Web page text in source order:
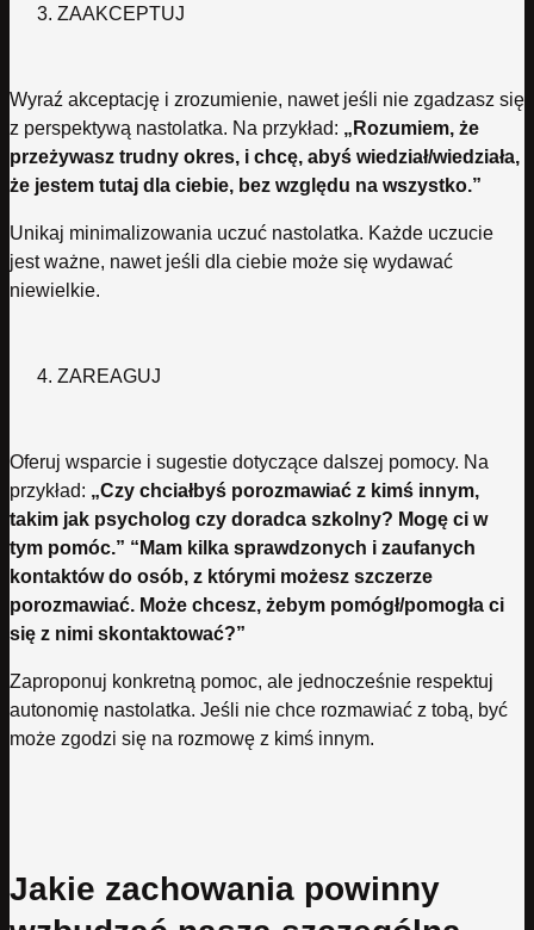
ZAAKCEPTUJ
Wyraź akceptację i zrozumienie, nawet jeśli nie zgadzasz się
z perspektywą nastolatka. Na przykład: „Rozumiem, że
przeżywasz trudny okres, i chcę, abyś wiedział/wiedziała,
że jestem tutaj dla ciebie, bez względu na wszystko.”
Unikaj minimalizowania uczuć nastolatka. Każde uczucie
jest ważne, nawet jeśli dla ciebie może się wydawać
niewielkie.
ZAREAGUJ
Oferuj wsparcie i sugestie dotyczące dalszej pomocy. Na
przykład: „Czy chciałbyś porozmawiać z kimś innym,
takim jak psycholog czy doradca szkolny? Mogę ci w
tym pomóc.” “Mam kilka sprawdzonych i zaufanych
kontaktów do osób, z którymi możesz szczerze
porozmawiać. Może chcesz, żebym pomógł/pomogła ci
się z nimi skontaktować?”
Zaproponuj konkretną pomoc, ale jednocześnie respektuj
autonomię nastolatka. Jeśli nie chce rozmawiać z tobą, być
może zgodzi się na rozmowę z kimś innym.
Jakie zachowania powinny